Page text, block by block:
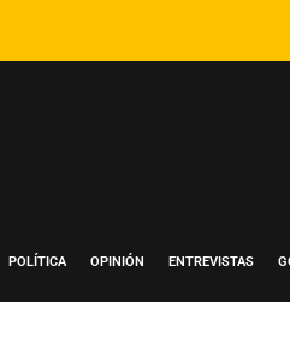
POLÍTICA OPINIÓN ENTREVISTAS